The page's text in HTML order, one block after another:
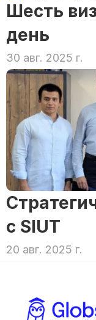
Шесть
день
30 авг. 2025 г.
с SIUT
20 авг. 2025 г.